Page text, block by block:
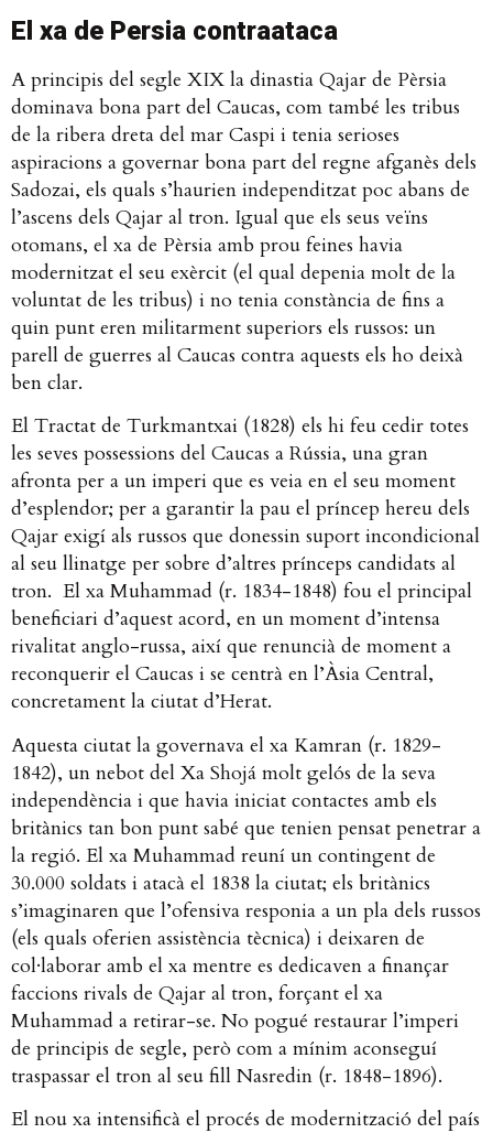
El xa de Persia contraataca
A principis del segle XIX la dinastia Qajar de Pèrsia
dominava bona part del Caucas, com també les tribus
de la ribera dreta del mar Caspi i tenia serioses
aspiracions a governar bona part del regne afganès dels
Sadozai, els quals s’haurien independitzat poc abans de
l’ascens dels Qajar al tron. Igual que els seus veïns
otomans, el xa de Pèrsia amb prou feines havia
modernitzat el seu exèrcit (el qual depenia molt de la
voluntat de les tribus) i no tenia constància de fins a
quin punt eren militarment superiors els russos: un
parell de guerres al Caucas contra aquests els ho deixà
ben clar.
El Tractat de Turkmantxai (1828) els hi feu cedir totes
les seves possessions del Caucas a Rússia, una gran
afronta per a un imperi que es veia en el seu moment
d’esplendor; per a garantir la pau el príncep hereu dels
Qajar exigí als russos que donessin suport incondicional
al seu llinatge per sobre d’altres prínceps candidats al
tron. El xa Muhammad (r. 1834-1848) fou el principal
beneficiari d’aquest acord, en un moment d’intensa
rivalitat anglo-russa, així que renuncià de moment a
reconquerir el Caucas i se centrà en l’Àsia Central,
concretament la ciutat d’Herat.
Aquesta ciutat la governava el xa Kamran (r. 1829-
1842), un nebot del Xa Shojá molt gelós de la seva
independència i que havia iniciat contactes amb els
britànics tan bon punt sabé que tenien pensat penetrar a
la regió. El xa Muhammad reuní un contingent de
30.000 soldats i atacà el 1838 la ciutat; els britànics
s’imaginaren que l’ofensiva responia a un pla dels russos
(els quals oferien assistència tècnica) i deixaren de
col·laborar amb el xa mentre es dedicaven a finançar
faccions rivals de Qajar al tron, forçant el xa
Muhammad a retirar-se. No pogué restaurar l’imperi
de principis de segle, però com a mínim aconseguí
traspassar el tron al seu fill Nasredin (r. 1848-1896).
El nou xa intensificà el procés de modernització del país